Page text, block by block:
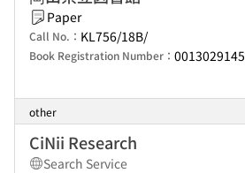
Paper
Call No.： KL756/18B/
Book Registration Number： 0013029145
other
CiNii Research
Search Service